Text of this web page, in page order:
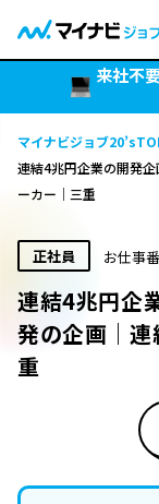
来社不
マイナビジョブ
連結4兆円企業の開発
ーカー｜三重
正社員 お仕事
連結4兆円企
発の企画｜
重